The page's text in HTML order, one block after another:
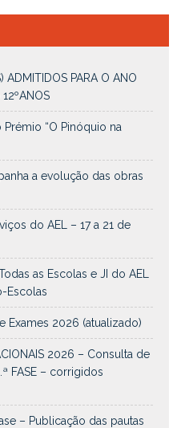
ADMITIDOS PARA O ANO
“O Pinóquio na
a evolução das obras
do AEL – 17 a 21 de
as Escolas e JI do AEL
Escolas
Exames 2026 (atualizado)
2026 – Consulta de
FASE – corrigidos
– Publicação das pautas